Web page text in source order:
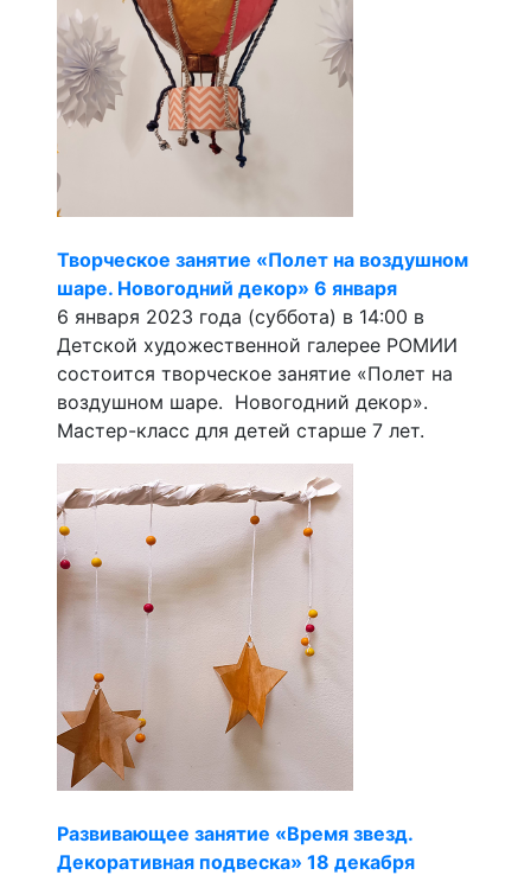
Творческое занятие «Полет на воздушном
шаре. Новогодний декор» 6 января
6 января 2023 года (суббота) в 14:00 в
Детской художественной галерее РОМИИ
состоится творческое занятие «Полет на
воздушном шаре. Новогодний декор».
Мастер-класс для детей старше 7 лет.
Развивающее занятие «Время звезд.
Декоративная подвеска» 18 декабря